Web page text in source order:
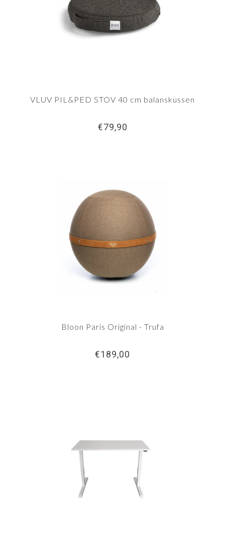
VLUV PIL&PED STOV 40 cm balanskussen
€79,90
Bloon Paris Original - Trufa
€189,00